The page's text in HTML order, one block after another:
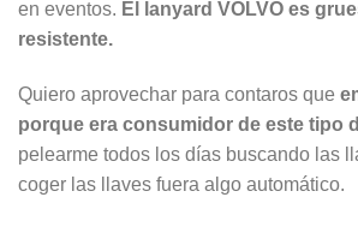
en eventos. El lanyard VOLVO es
resistente.
Quiero aprovechar para contaros que
porque era consumidor de este tipo
pelearme todos los días buscando las
coger las llaves fuera algo automático.